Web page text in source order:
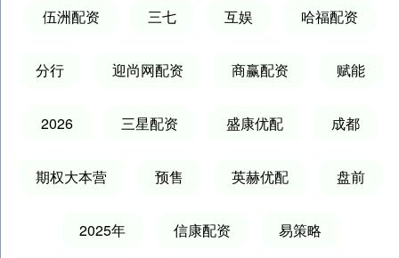
伍洲配资 三七 互娱 哈福配资
分行 迎尚网配资 商赢配资 赋能
2026 三星配资 盛康优配 成都
期权大本营 预售 英赫优配 盘前
2025年 信康配资 易策略